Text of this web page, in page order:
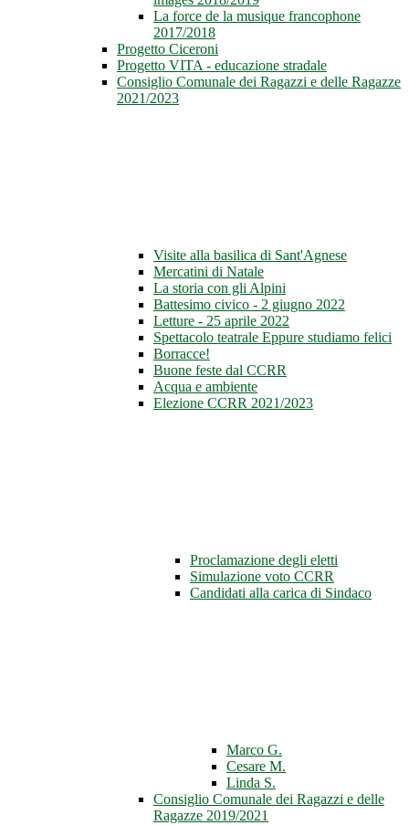
La force de la musique francophone
2017/2018
Progetto Ciceroni
Progetto VITA - educazione stradale
Consiglio Comunale dei Ragazzi e delle Ragazze
2021/2023
Visite alla basilica di Sant'Agnese
Mercatini di Natale
La storia con gli Alpini
Battesimo civico - 2 giugno 2022
Letture - 25 aprile 2022
Spettacolo teatrale Eppure studiamo felici
Borracce!
Buone feste dal CCRR
Acqua e ambiente
Elezione CCRR 2021/2023
Proclamazione degli eletti
Simulazione voto CCRR
Candidati alla carica di Sindaco
Marco G.
Cesare M.
Linda S.
Consiglio Comunale dei Ragazzi e delle
Ragazze 2019/2021